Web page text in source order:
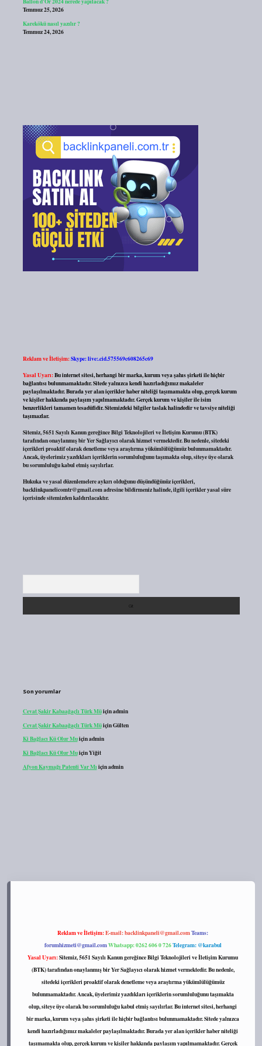
Temmuz 25, 2026
Karekökü nasıl yazılır ?
Temmuz 24, 2026
Reklam ve İletişim:Skype: live:.cid.575569c608265c69
Yasal Uyarı:Bu internet sitesi, herhangi bir marka, kurum veya şahıs şirketi ile hiçbir
bağlantısı bulunmamaktadır. Sitede yalnızca kendi hazırladığımız makaleler
paylaşılmaktadır. Burada yer alan içerikler haber niteliği taşımamakta olup, gerçek kurum
ve kişiler hakkında paylaşım yapılmamaktadır. Gerçek kurum ve kişiler ile isim
benzerlikleri tamamen tesadüfidir. Sitemizdeki bilgiler taslak halindedir ve tavsiye niteliği
taşımazlar.
Sitemiz, 5651 Sayılı Kanun gereğince Bilgi Teknolojileri ve İletişim Kurumu (BTK)
tarafından onaylanmış bir Yer Sağlayıcı olarak hizmet vermektedir. Bu nedenle, sitedeki
içerikleri proaktif olarak denetleme veya araştırma yükümlülüğümüz bulunmamaktadır.
Ancak, üyelerimiz yazdıkları içeriklerin sorumluluğunu taşımakta olup, siteye üye olarak
bu sorumluluğu kabul etmiş sayılırlar.
Hukuka ve yasal düzenlemelere aykırı olduğunu düşündüğünüz içerikleri,
backlinkpanelicomtr@gmail.comadresine bildirmeniz halinde, ilgili içerikler yasal süre
içerisinde sitemizden kaldırılacaktır.
Son yorumlar
Cevat Şakir Kabaağaçlı Türk Müiçinadmin
Cevat Şakir Kabaağaçlı Türk MüiçinGülten
Ki Bağlacı Kü Olur Muiçinadmin
Ki Bağlacı Kü Olur MuiçinYiğit
Afyon Kaymağı Patenti Var Mı içinadmin
Reklam ve İletişim:E-mail:backlinkpaneli@gmail.comTeams:
forumhizmeti@gmail.comWhatsapp: 0262 606 0 726Telegram: @karabul
Yasal Uyarı:Sitemiz, 5651 Sayılı Kanun gereğince Bilgi Teknolojileri ve İletişim Kurumu
(BTK) tarafından onaylanmış bir Yer Sağlayıcı olarak hizmet vermektedir. Bu nedenle,
sitedeki içerikleri proaktif olarak denetleme veya araştırma yükümlülüğümüz
bulunmamaktadır. Ancak, üyelerimiz yazdıkları içeriklerin sorumluluğunu taşımakta
olup, siteye üye olarak bu sorumluluğu kabul etmiş sayılırlar. Bu internet sitesi, herhangi
bir marka, kurum veya şahıs şirketi ile hiçbir bağlantısı bulunmamaktadır. Sitede yalnızca
kendi hazırladığımız makaleler paylaşılmaktadır. Burada yer alan içerikler haber niteliği
taşımamakta olup, gerçek kurum ve kişiler hakkında paylaşım yapılmamaktadır. Gerçek